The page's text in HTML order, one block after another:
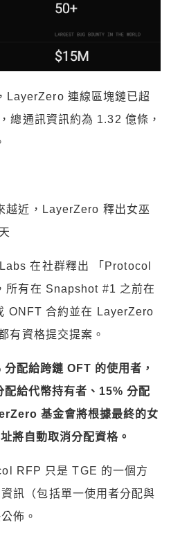
LayerZero 連線區塊鏈已超
總通訊資訊約為 1.32 億條，
越近，LayerZero 釋出女巫
在社群釋出 「Protocol
所有在 Snapshot #1 之前在
ONFT 合約並在 LayerZero
有資格提交提案。
配給跨鏈 OFT 的使用者，
給代幣持有者、15% 分配
基金會將根據最終的女
將自動取消分配資格。
RFP 只是 TGE 的一個方
訊（包括單一使用者分配與
佈。